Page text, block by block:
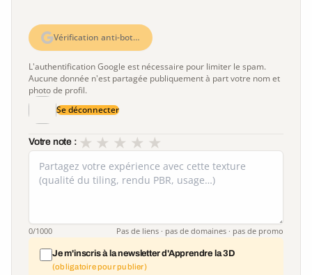
Vérification anti-bot…
L'authentification Google est nécessaire pour limiter le spam.
Aucune donnée n'est partagée publiquement à part votre nom et
photo de profil.
Se déconnecter
Votre note : ★
★
★
★
★
0/1000 Pas de liens · pas de domaines · pas de promo
Je m'inscris à la newsletter d'Apprendre la 3D
(obligatoire pour publier)